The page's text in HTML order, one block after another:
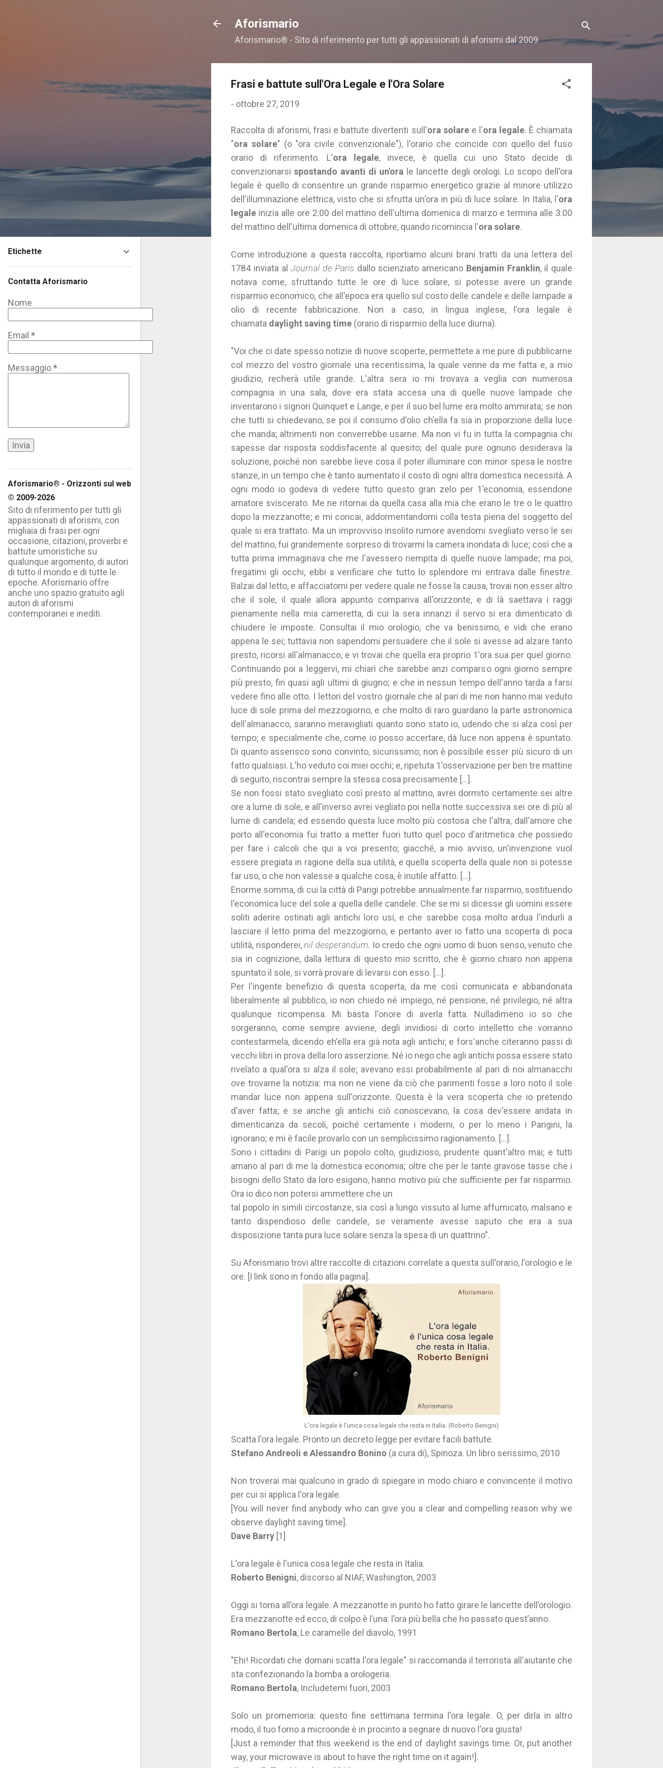
Aforismario
Aforismario® - Sito di riferimento per tutti gli appassionati di aforismi dal 2009
Frasi e battute sull'Ora Legale e l'Ora Solare
- ottobre 27, 2019
Raccolta di aforismi, frasi e battute divertenti sull'ora solaree l'ora legale. È chiamata
"ora solare" (o "ora civile convenzionale"), l'orario che coincide con quello del fuso
orario di riferimento. L'ora legale, invece, è quella cui uno Stato decide di
convenzionarsi spostando avanti di un'ora le lancette degli orologi. Lo scopo dell'ora
legale è quello di consentire un grande risparmio energetico grazie al minore utilizzo
dell'illuminazione elettrica, visto che si sfrutta un'ora in più di luce solare. In Italia, l'ora
legale inizia alle ore 2:00 del mattino dell'ultima domenica di marzo e termina alle 3:00
del mattino dell'ultima domenica di ottobre, quando ricomincia l'ora solare.
Come introduzione a questa raccolta, riportiamo alcuni brani tratti da una lettera del
1784 inviata alJournal de Paris dallo scienziato americano Benjamin Franklin, il quale
notava come, sfruttando tutte le ore di luce solare, si potesse avere un grande
risparmio economico, che all'epoca era quello sul costo delle candele e delle lampade a
olio di recente fabbricazione. Non a caso, in lingua inglese, l'ora legale è
chiamata daylight saving time (orario di risparmio della luce diurna).
"Voi che ci date spesso notizie di nuove scoperte, permettete a me pure di pubblicarne
col mezzo del vostro giornale una recentissima, la quale venne da me fatta e, a mio
giudizio, recherà utile grande. L'altra sera io mi trovava a veglia con numerosa
compagnia in una sala, dove era stata accesa una di quelle nuove lampade che
inventarono i signori Quinquet e Lange, e per il suo bel lume era molto ammirata; se non
che tutti si chiedevano, se poi il consumo d'olio ch'ella fa sia in proporzione della luce
che manda; altrimenti non converrebbe usarne. Ma non vi fu in tutta la compagnia chi
sapesse dar risposta soddisfacente al quesito; del quale pure ognuno desiderava la
soluzione, poiché non sarebbe lieve cosa il poter illuminare con minor spesa le nostre
stanze, in un tempo che è tanto aumentato il costo di ogni altra domestica necessità. A
ogni modo io godeva di vedere tutto questo gran zelo per 1'economia, essendone
amatore sviscerato. Me ne ritornai da quella casa alla mia che erano le tre o le quattro
dopo la mezzanotte; e mi coricai, addormentandomi colla testa piena del soggetto del
quale si era trattato. Ma un improvviso insolito rumore avendomi svegliato verso le sei
del mattino, fui grandemente sorpreso di trovarmi la camera inondata di luce; così che a
tutta prima immaginava che me l'avessero riempita di quelle nuove lampade; ma poi,
fregatimi gli occhi, ebbi a verificare che tutto lo splendore mi entrava dalle finestre.
Balzai dal letto, e affacciatomi per vedere quale ne fosse la causa, trovai non esser altro
che il sole, il quale allora appunto compariva all'orizzonte, e di là saettava i raggi
pienamente nella mia cameretta, di cui la sera innanzi il servo si era dimenticato di
chiudere le imposte. Consultai il mio orologio, che va benissimo, e vidi che erano
appena le sei; tuttavia non sapendomi persuadere che il sole si avesse ad alzare tanto
presto, ricorsi all'almanacco, e vi trovai che quella era proprio 1'ora sua per quel giorno.
Continuando poi a leggervi, mi chiarì che sarebbe anzi comparso ogni giorno sempre
più presto, fin quasi agli ultimi di giugno; e che in nessun tempo dell'anno tarda a farsi
vedere fino alle otto. I lettori del vostro giornale che al pari di me non hanno mai veduto
luce di sole prima del mezzogiorno, e che molto di raro guardano la parte astronomica
dell'almanacco, saranno meravigliati quanto sono stato io, udendo che si alza così per
tempo; e specialmente che, come io posso accertare, dà luce non appena è spuntato.
Di quanto asserisco sono convinto, sicurissimo; non è possibile esser più sicuro di un
fatto qualsiasi. L'ho veduto coi miei occhi; e, ripetuta 1'osservazione per ben tre mattine
di seguito, riscontrai sempre la stessa cosa precisamente [...].
Se non fossi stato svegliato così presto al mattino, avrei dormito certamente sei altre
ore a lume di sole, e all'inverso avrei vegliato poi nella notte successiva sei ore di più al
lume di candela; ed essendo questa luce molto più costosa che l'altra, dall'amore che
porto all'economia fui tratto a metter fuori tutto quel poco d'aritmetica che possiedo
per fare i calcoli che qui a voi presento; giacché, a mio avviso, un'invenzione vuol
essere pregiata in ragione della sua utilità, e quella scoperta della quale non si potesse
far uso, o che non valesse a qualche cosa, è inutile affatto. [...].
Enorme somma, di cui la città di Parigi potrebbe annualmente far risparmio, sostituendo
l'economica luce del sole a quella delle candele. Che se mi si dicesse gli uomini essere
soliti aderire ostinati agli antichi loro usi, e che sarebbe cosa molto ardua l'indurli a
lasciare il letto prima del mezzogiorno, e pertanto aver io fatto una scoperta di poca
utilità, risponderei,nil desperandum. Io credo che ogni uomo di buon senso, venuto che
sia in cognizione, dalla lettura di questo mio scritto, che è giorno chiaro non appena
spuntato il sole, si vorrà provare di levarsi con esso. [...].
Per l'ingente benefizio di questa scoperta, da me così comunicata e abbandonata
liberalmente al pubblico, io non chiedo né impiego, né pensione, né privilegio, né altra
qualunque ricompensa. Mi basta l'onore di averla fatta. Nulladimeno io so che
sorgeranno, come sempre avviene, degli invidiosi di corto intelletto che vorranno
contestarmela, dicendo eh'ella era già nota agli antichi; e fors'anche citeranno passi di
vecchi libri in prova della loro asserzione. Né io nego che agli antichi possa essere stato
rivelato a qual'ora si alza il sole; avevano essi probabilmente al pari di noi almanacchi
ove trovarne la notizia: ma non ne viene da ciò che parimenti fosse a loro noto il sole
mandar luce non appena sull'orizzonte. Questa è la vera scoperta che io pretendo
d'aver fatta; e se anche gli antichi ciò conoscevano, la cosa dev'essere andata in
dimenticanza da secoli, poiché certamente i moderni, o per lo meno i Parigini, la
ignorano; e mi è facile provarlo con un semplicissimo ragionamento. [...].
Sono i cittadini di Parigi un popolo colto, giudizioso, prudente quant'altro mai; e tutti
amano al pari di me la domestica economia; oltre che per le tante gravose tasse che i
bisogni dello Stato da loro esigono, hanno motivo più che sufficiente per far risparmio.
Ora io dico non potersi ammettere che un
tal popolo in simili circostanze, sia così a lungo vissuto al lume affumicato, malsano e
tanto dispendioso delle candele, se veramente avesse saputo che era a sua
disposizione tanta pura luce solare senza la spesa di un quattrino".
Su Aforismario trovi altre raccolte di citazioni correlate a questa sull'orario, l'orologio e le
ore. [I link sono in fondo alla pagina].
L'ora legale è l'unica cosa legale che resta in Italia. (Roberto Benigni)
Scatta l'ora legale. Pronto un decreto legge per evitare facili battute.
Stefano Andreoli e Alessandro Bonino (a cura di), Spinoza. Un libro serissimo, 2010
Non troverai mai qualcuno in grado di spiegare in modo chiaro e convincente il motivo
per cui si applica l'ora legale.
[You will never find anybody who can give you a clear and compelling reason why we
observe daylight saving time].
Dave Barry [1]
L'ora legale è l'unica cosa legale che resta in Italia.
Roberto Benigni, discorso al NIAF, Washington, 2003
Oggi si torna all’ora legale. A mezzanotte in punto ho fatto girare le lancette dell’orologio.
Era mezzanotte ed ecco, di colpo è l’una: l’ora più bella che ho passato quest’anno.
Romano Bertola, Le caramelle del diavolo, 1991
"Ehi! Ricordati che domani scatta l'ora legale" si raccomanda il terrorista all'aiutante che
sta confezionando la bomba a orologeria.
Romano Bertola, Includetemi fuori, 2003
Solo un promemoria: questo fine settimana termina l'ora legale. O, per dirla in altro
modo, il tuo forno a microonde è in procinto a segnare di nuovo l'ora giusta!
[Just a reminder that this weekend is the end of daylight savings time. Or, put another
way, your microwave is about to have the right time on it again!].
Etichette
Contatta Aforismario
Nome
Email *
Messaggio*
Aforismario® - Orizzonti sul web
© 2009-2026
Sito di riferimento per tutti gli
appassionati di aforismi, con
migliaia di frasi per ogni
occasione, citazioni, proverbi e
battute umoristiche su
qualunque argomento, di autori
di tutto il mondo e di tutte le
epoche. Aforismario offre
anche uno spazio gratuito agli
autori di aforismi
contemporanei e inediti.